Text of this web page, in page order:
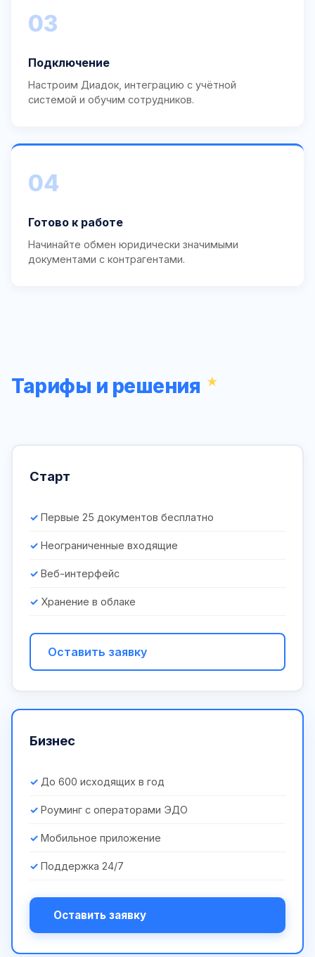
03
Подключение
Настроим Диадок, интеграцию с учётной
системой и обучим сотрудников.
04
Готово к работе
Начинайте обмен юридически значимыми
документами с контрагентами.
Тарифы и решения
Старт
Первые 25 документов бесплатно
Неограниченные входящие
Веб-интерфейс
Хранение в облаке
Оставить заявку
Бизнес
До 600 исходящих в год
Роуминг с операторами ЭДО
Мобильное приложение
Поддержка 24/7
Оставить заявку